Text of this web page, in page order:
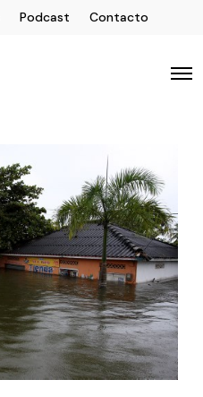
Podcast Contacto